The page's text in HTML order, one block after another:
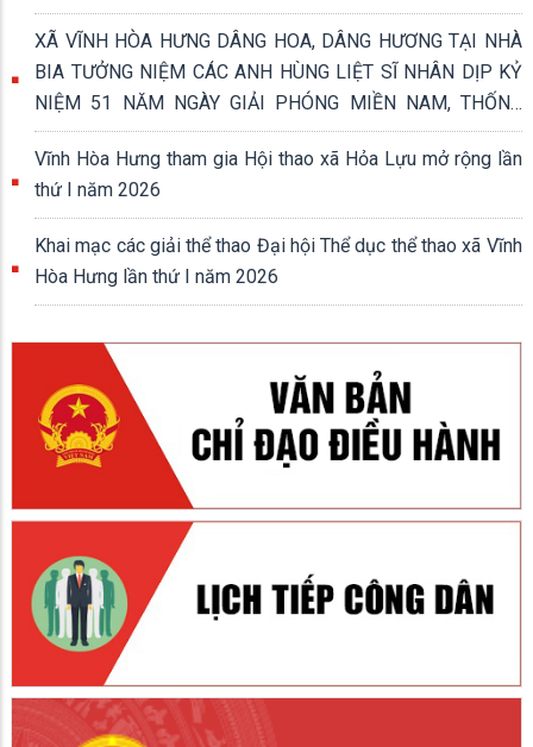
XÃ VĨNH HÒA HƯNG DÂNG HOA, DÂNG HƯƠNG TẠI NHÀ
BIA TƯỞNG NIỆM CÁC ANH HÙNG LIỆT SĨ NHÂN DỊP KỶ
NIỆM 51 NĂM NGÀY GIẢI PHÓNG MIỀN NAM, THỐNG
NHẤT ĐẤT NƯỚC (30/4/1975 - 30/4/2026)
Vĩnh Hòa Hưng tham gia Hội thao xã Hỏa Lựu mở rộng lần
thứ I năm 2026
Khai mạc các giải thể thao Đại hội Thể dục thể thao xã Vĩnh
Hòa Hưng lần thứ I năm 2026